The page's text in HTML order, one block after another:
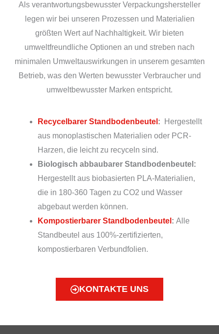
Als verantwortungsbewusster Verpackungshersteller
legen wir bei unseren Prozessen und Materialien
größten Wert auf Nachhaltigkeit. Wir bieten
umweltfreundliche Optionen an und streben nach
minimalen Umweltauswirkungen in unserem gesamten
Betrieb, was den Werten bewusster Verbraucher und
umweltbewusster Marken entspricht.
Recycelbarer Standbodenbeutel : Hergestellt
aus monoplastischen Materialien oder PCR-
Harzen, die leicht zu recyceln sind.
Biologisch abbaubarer Standbodenbeutel:
Hergestellt aus biobasierten PLA-Materialien,
die in 180-360 Tagen zu CO2 und Wasser
abgebaut werden können.
Kompostierbarer Standbodenbeutel : Alle
Standbeutel aus 100%-zertifizierten,
kompostierbaren Verbundfolien.
KONTAKTE UNS